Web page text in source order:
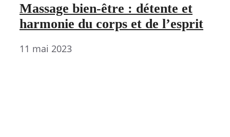
Massage bien-être : détente et
harmonie du corps et de l’esprit
11 mai 2023